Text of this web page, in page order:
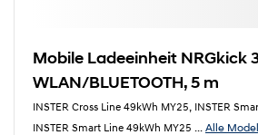
Mobile Ladeeinheit NRGkick
WLAN/BLUETOOTH, 5 m
INSTER Cross Line 49kWh MY25, INSTER
INSTER Smart Line 49kWh MY25 ... Alle